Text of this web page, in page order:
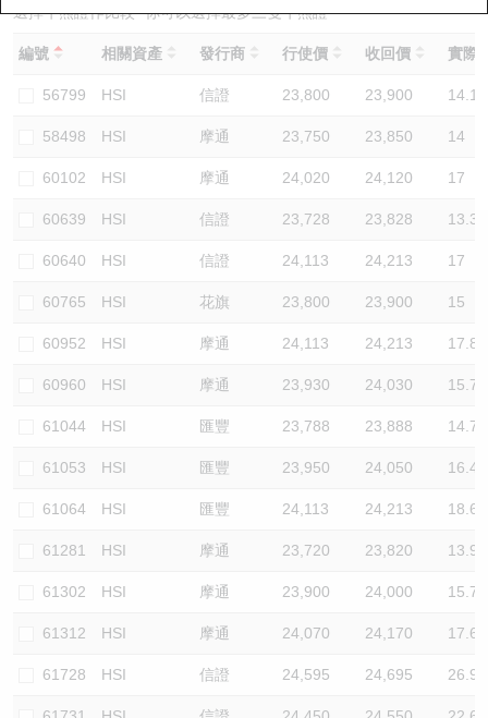
選擇牛熊證作比較 *你可以選擇最多三隻牛熊證
編號 相關資產 發行商 行使價 收回價 實際
56799 HSI 信證 23,800 23,900 14.1
58498 HSI 摩通 23,750 23,850 14
60102 HSI 摩通 24,020 24,120 17
60639 HSI 信證 23,728 23,828 13.3
60640 HSI 信證 24,113 24,213 17
60765 HSI 花旗 23,800 23,900 15
60952 HSI 摩通 24,113 24,213 17.8
60960 HSI 摩通 23,930 24,030 15.7
61044 HSI 匯豐 23,788 23,888 14.7
61053 HSI 匯豐 23,950 24,050 16.4
61064 HSI 匯豐 24,113 24,213 18.6
61281 HSI 摩通 23,720 23,820 13.9
61302 HSI 摩通 23,900 24,000 15.7
61312 HSI 摩通 24,070 24,170 17.6
61728 HSI 信證 24,595 24,695 26.9
認股證分析儀
認股證速算機
認股證/牛熊證日誌
認股證文件及公告
新發行瑞銀牛熊證
已收回牛熊證剩餘價值
牛熊證到期結算價查詢
牛熊證分析儀
牛熊證文件及公告
牛熊證文件及公告 (瑞信)
街貨統計
三十大平均引伸波幅
科指成份股
相關資產沽空
中資ETFs溢價比較
AH 股價對照
ADR
收市競價變化
牛熊證投資者教育
認股證牛熊證常問問題